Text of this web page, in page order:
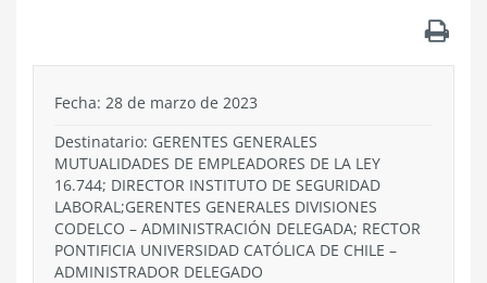
Fecha: 28 de marzo de 2023
Destinatario: GERENTES GENERALES
MUTUALIDADES DE EMPLEADORES DE LA LEY
16.744; DIRECTOR INSTITUTO DE SEGURIDAD
LABORAL;GERENTES GENERALES DIVISIONES
CODELCO – ADMINISTRACIÓN DELEGADA; RECTOR
PONTIFICIA UNIVERSIDAD CATÓLICA DE CHILE –
ADMINISTRADOR DELEGADO